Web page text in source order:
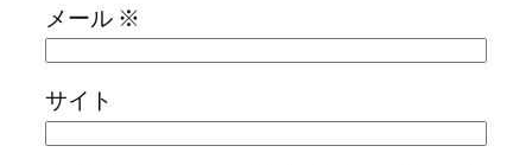
メール ※
サイト